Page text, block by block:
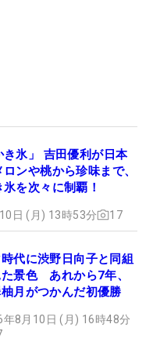
き氷」 吉田優利が日本
ンや桃から珍味まで、
を次々に制覇！
日 (月) 13時53分 17
代に渋野日向子と同組
景色 あれから7年、
月がつかんだ初優勝
年8月10日 (月) 16時48分